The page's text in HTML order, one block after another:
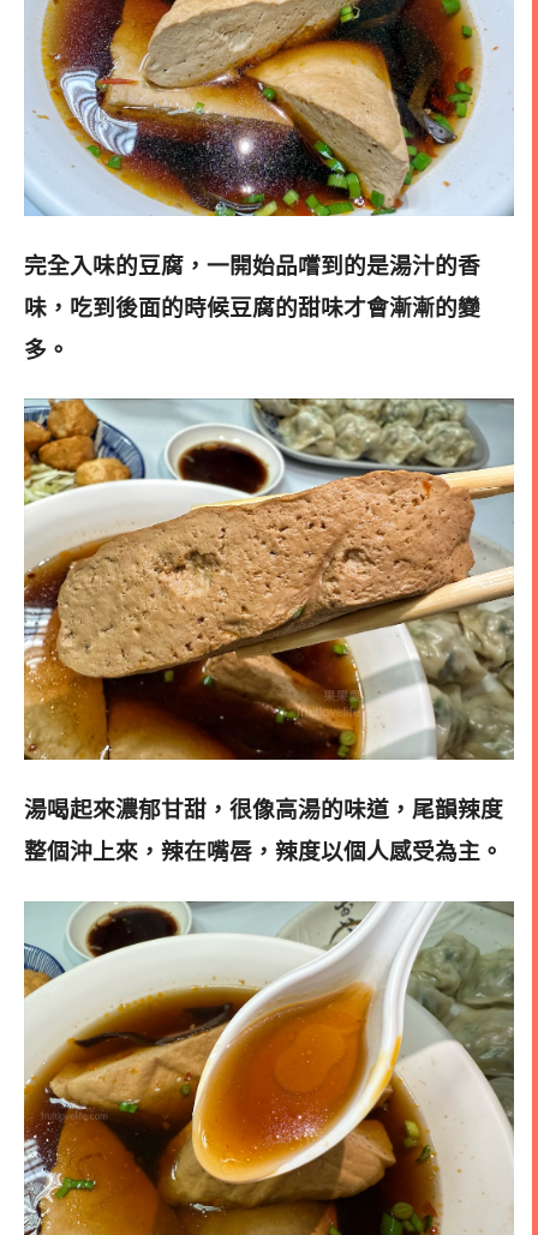
完全入味的豆腐，一開始品嚐到的是湯汁的香
味，吃到後面的時候豆腐的甜味才會漸漸的變
多 。
湯喝起來濃郁甘甜，很像高湯的味道，尾韻辣度
整個沖上來，辣在嘴唇，辣度以個人感受為主。